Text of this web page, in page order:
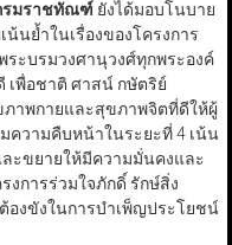
รมราชทัณฑ์ ยังได้มอบโนบาย
นย้ำในเรื่องของโครงการ
ะบรมวงศานุวงศ์ทุกพระองค์
พื่อชาติ ศาสน์ กษัตริย์
าพกายและสุขภาพจิตที่ดีให้ผู้
ความคืบหน้าในระยะที่ 4 เน้น
ะขยายให้มีความมั่นคงและ
งการร่วมใจภักดิ์ รักษ์สิ่ง
องขังในการบำเพ็ญประโยชน์